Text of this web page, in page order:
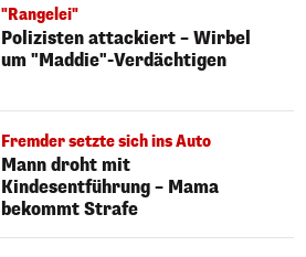
"Rangelei"
Polizisten attackiert – Wirbel
um "Maddie"-Verdächtigen
Fremder setzte sich ins Auto
Mann droht mit
Kindesentführung – Mama
bekommt Strafe